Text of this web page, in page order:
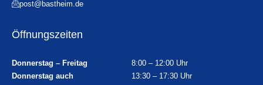
post@bastheim.de
Öffnungszeiten
Donnerstag – Freitag
8:00 – 12:00 Uhr
Donnerstag auch
13:30 – 17:30 Uhr